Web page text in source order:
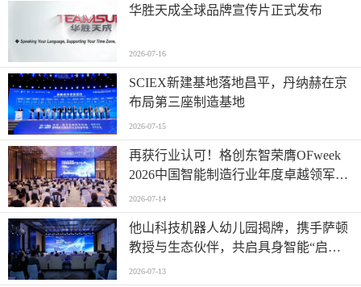
华胜天成全球品牌宣传片正式发布
2026-07-16
SCIEX新建基地落地昌平，丹纳赫在京
布局第三座制造基地
2026-07-15
再获行业认可！格创东智荣膺OFweek
2026中国智能制造行业年度卓越领军企
业奖
2026-07-14
他山科技机器人幼儿园揭牌，携手萨顿
教授与生态伙伴，共启具身智能“启蒙
时代”
2026-07-13